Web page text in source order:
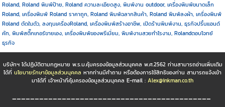
Roland, Roland พิมพ์ป้าย, Roland ความละเอียดสูง, พิมพ์งาน outdoor, เครื่องพิมพ์ขนาดเล็ก
Roland, เครื่องพิมพ์ Roland ราคาถูก, Roland พิมพ์ฉลากสินค้า, Roland พิมพ์ลงผ้า, เครื่องพิมพ์
Roland ตัดในตัว, ลงทุนเครื่องRoland, เครื่องพิมพ์สร้างอาชีพ, เปิดร้านพิมพ์งาน, ธุรกิจปริ้นแอนด์
คัท, พิมพ์สติ๊กเกอร์ขายเอง, เครื่องพิมพ์ของพรีเมี่ยม, พิมพ์งานสวยกำไรงาม, Rolandตอบโจทย์
ธุรกิจ
บริษัทฯ ได้ปฏิบัติตามกฏหมาย พ.ร.บ.คุ้มครองข้อมูลส่วนบุคคล พ.ศ.2562 ท่านสามารถอ่านเพิ่มเติม
ได้ที่ นโยบายรักษาข้อมูลส่วนบุคคล หากท่านมีคำถาม หรือต้องการใช้สิทธิของท่าน สามารถแจ้งเข้า
มาได้ที่ เจ้าหน้าที่คุ้มครองข้อมูลส่วนบุคคล E-mail : Alex@inkman.co.th
____________________________________________